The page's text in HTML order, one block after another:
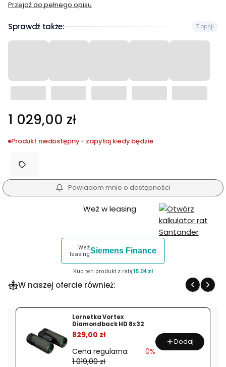
Przejdź do pełnego opisu
Sprawdź także: 7 opcji
Cena
1 029,00 zł
Produkt niedostępny - zapytaj kiedy będzie
Powiadom mnie o dostępności
Weź w leasing
Weź
leasingSiemens Finance
Kup ten produkt z ratą15.04 zł
W naszej ofercie również:
Lornetka Vortex
Diamondback HD 8x32
829,00 zł
Cena regularna:
1 019,00 zł
0%
Dodaj